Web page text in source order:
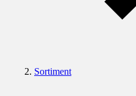
Sortiment